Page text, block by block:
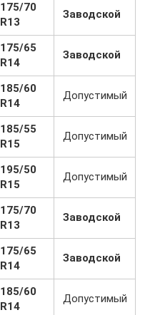
175/70
R13
Заводской
175/65
R14
Заводской
185/60
R14
Допустимый
185/55
R15
Допустимый
195/50
R15
Допустимый
175/70
R13
Заводской
175/65
R14
Заводской
185/60
R14
Допустимый